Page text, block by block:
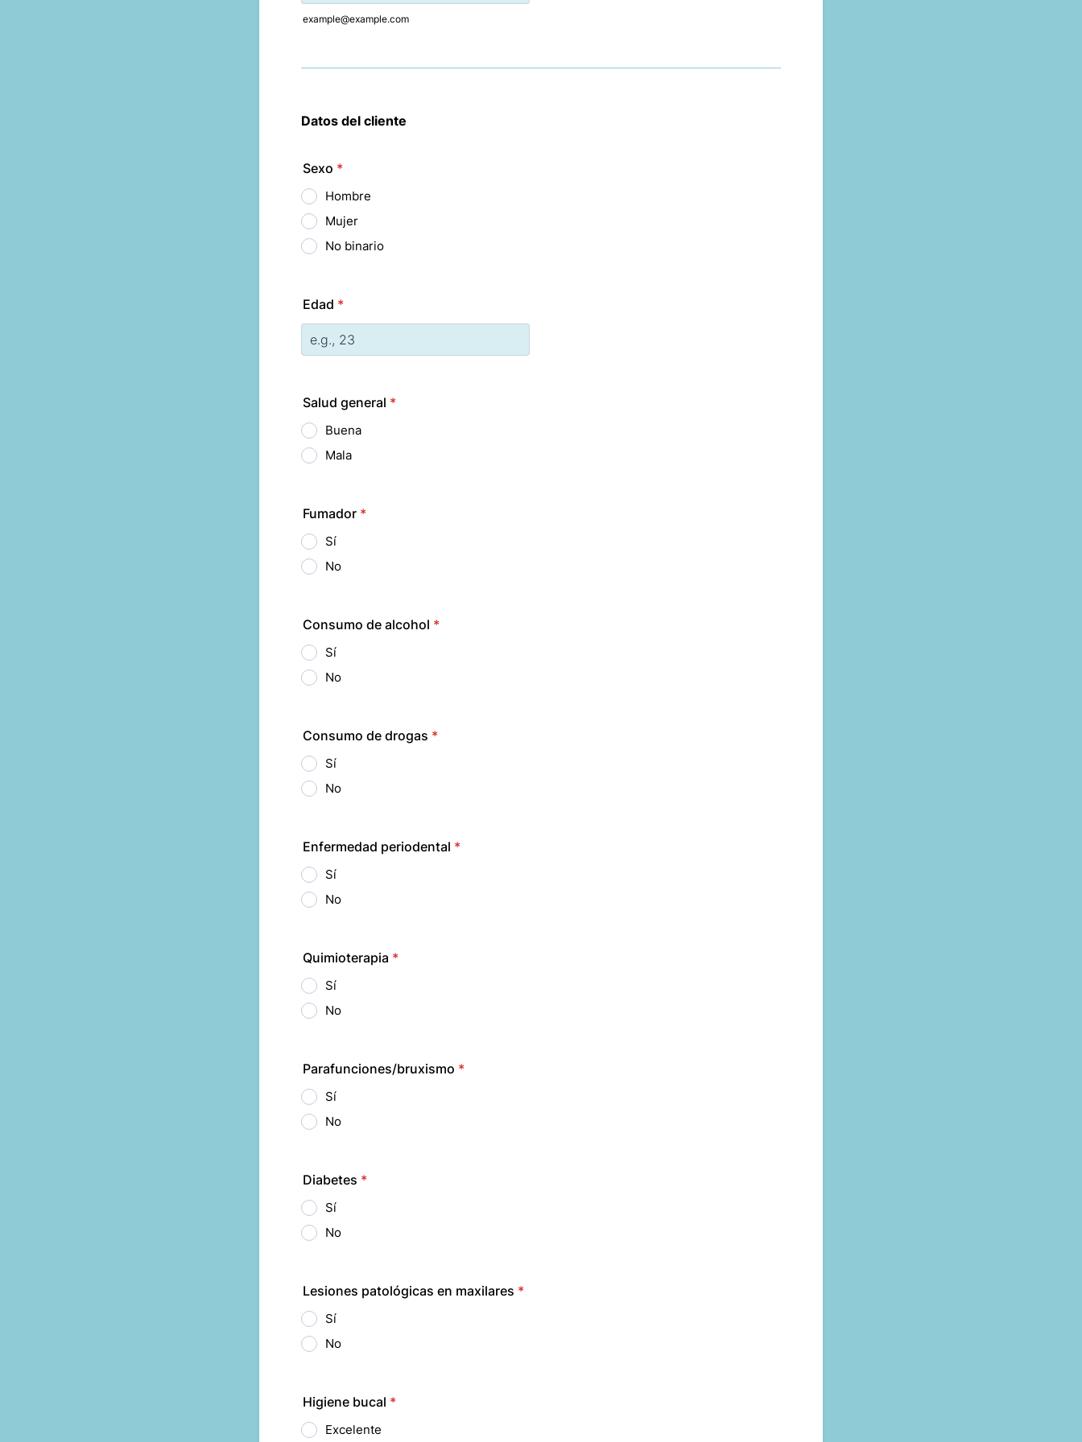
example@example.com
Datos del cliente
Sexo *
Hombre
Mujer
No binario
Edad *
Salud general *
Buena
Mala
Fumador *
Sí
No
Consumo de alcohol *
Sí
No
Consumo de drogas *
Sí
No
Enfermedad periodental *
Sí
No
Quimioterapia *
Sí
No
Parafunciones/bruxismo *
Sí
No
Diabetes *
Sí
No
Lesiones patológicas en maxilares *
Sí
No
Higiene bucal *
Excelente